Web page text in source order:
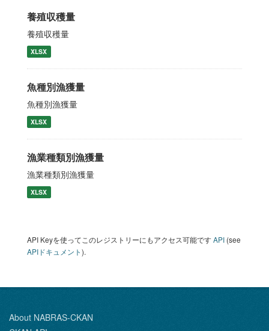
養殖収穫量
養殖収穫量
XLSX
魚種別漁獲量
魚種別漁獲量
XLSX
漁業種類別漁獲量
漁業種類別漁獲量
XLSX
API Keyを使ってこのレジストリーにもアクセス可能ですAPI (see
APIドキュメント).
About NABRAS-CKAN